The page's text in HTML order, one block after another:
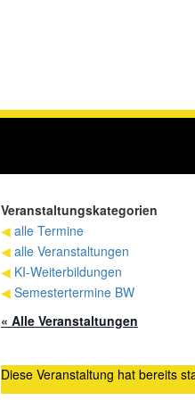
Veranstaltungskategorien
◀ alle Termine
◀ alle Veranstaltungen
◀ KI-Weiterbildungen
◀ Semestertermine BW
« Alle Veranstaltungen
Diese Veranstaltung hat bereits